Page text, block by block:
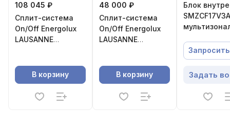
108 045 ₽
Сплит-система
On/Off Energolux
LAUSANNE
В корзину
48 000 ₽
Сплит-система
On/Off Energolux
LAUSANNE
WS40В корзину
Блок
Задать